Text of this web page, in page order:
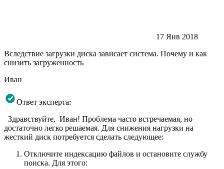
17 Янв 2018
Вследствие загрузки диска зависает система. Почему и как
снизить загруженность
Иван
Ответ эксперта:
Здравствуйте, Иван! Проблема часто встречаемая, но
достаточно легко решаемая. Для снижения нагрузки на
жесткий диск потребуется сделать следующее:
Отключите индексацию файлов и остановите службу
поиска. Для этого: